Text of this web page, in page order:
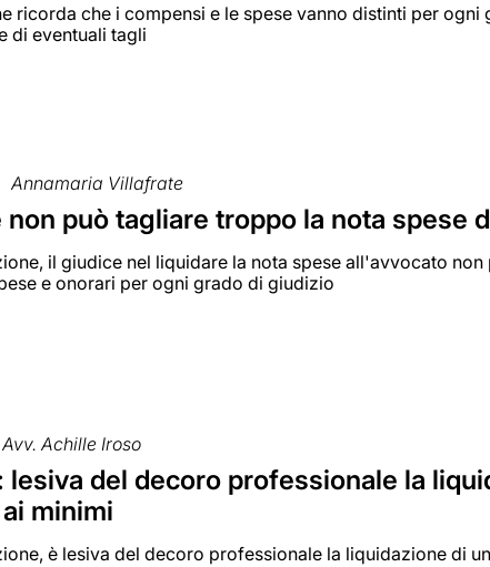
ricorda che i compensi e le spese vanno distinti per
di eventuali tagli
Annamaria Villafrate
non può tagliare troppo la nota spese
il giudice nel liquidare la nota spese all'avvocato
e onorari per ogni grado di giudizio
Avv. Achille Iroso
lesiva del decoro professionale la
minimi
è lesiva del decoro professionale la liquidazione di